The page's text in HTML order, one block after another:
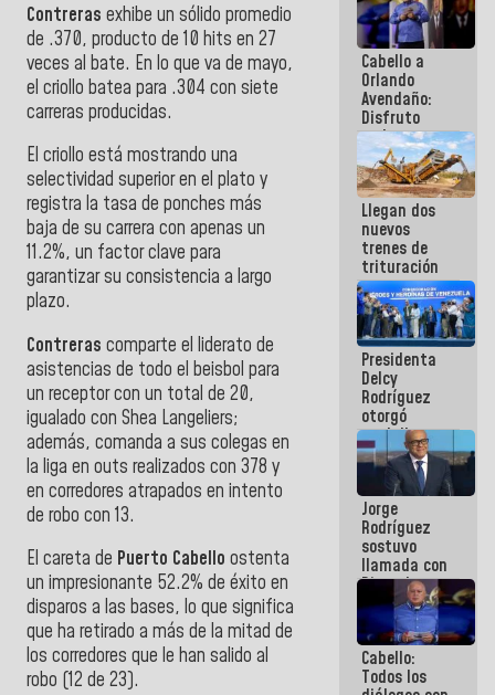
Contreras exhibe un sólido promedio
de .370, producto de 10 hits en 27
veces al bate. En lo que va de mayo,
el criollo batea para .304 con siete
carreras producidas.
El criollo está mostrando una
selectividad superior en el plato y
registra la tasa de ponches más
baja de su carrera con apenas un
11.2%, un factor clave para
garantizar su consistencia a largo
plazo.
Contreras comparte el liderato de
asistencias de todo el beisbol para
un receptor con un total de 20,
igualado con Shea Langeliers;
además, comanda a sus colegas en
la liga en outs realizados con 378 y
en corredores atrapados en intento
de robo con 13.
El careta de Puerto Cabello ostenta
un impresionante 52.2% de éxito en
disparos a las bases, lo que significa
que ha retirado a más de la mitad de
los corredores que le han salido al
robo (12 de 23).
Cabello a
Orlando
Avendaño:
Disfruto
cada vez
que escribes
porque lo
que haces
es
embarrarla
Llegan dos
nuevos
trenes de
trituración
para
optimizar
manejo de
escombros
en La Guaira
Presidenta
Delcy
Rodríguez
otorgó
medalla
"Héroe de
Venezuela"
a servidores
públicos
Jorge
Rodríguez
sostuvo
llamada con
Dinorah
Figuera y
acuerdan
primer
encuentro
presencial
Cabello:
Todos los